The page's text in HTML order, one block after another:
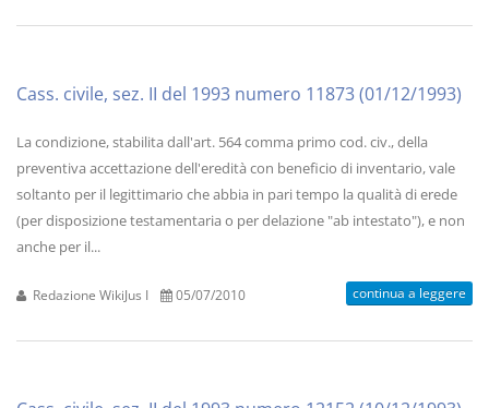
Cass. civile, sez. II del 1993 numero 11873 (01/12/1993)
La condizione, stabilita dall'art. 564 comma primo cod. civ., della
preventiva accettazione dell'eredità con beneficio di inventario, vale
soltanto per il legittimario che abbia in pari tempo la qualità di erede
(per disposizione testamentaria o per delazione "ab intestato"), e non
anche per il...
Redazione WikiJus I 05/07/2010 continua a leggere